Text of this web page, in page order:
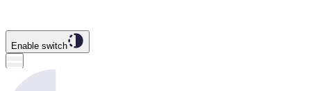
Enable switch